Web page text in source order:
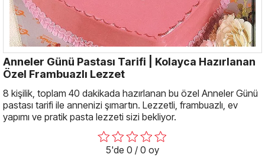
Anneler Günü Pastası Tarifi | Kolayca Hazırlanan
Özel Frambuazlı Lezzet
8 kişilik, toplam 40 dakikada hazırlanan bu özel Anneler Günü
pastası tarifi ile annenizi şımartın. Lezzetli, frambuazlı, ev
yapımı ve pratik pasta lezzeti sizi bekliyor.
5'de 0 / 0 oy